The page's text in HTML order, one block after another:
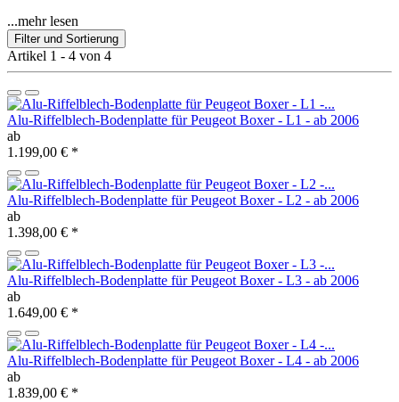
...mehr lesen
Filter und Sortierung
Artikel 1 - 4 von 4
Alu-Riffelblech-Bodenplatte für Peugeot Boxer - L1 - ab 2006
ab
1.199,00 € *
Alu-Riffelblech-Bodenplatte für Peugeot Boxer - L2 - ab 2006
ab
1.398,00 € *
Alu-Riffelblech-Bodenplatte für Peugeot Boxer - L3 - ab 2006
ab
1.649,00 € *
Alu-Riffelblech-Bodenplatte für Peugeot Boxer - L4 - ab 2006
ab
1.839,00 € *